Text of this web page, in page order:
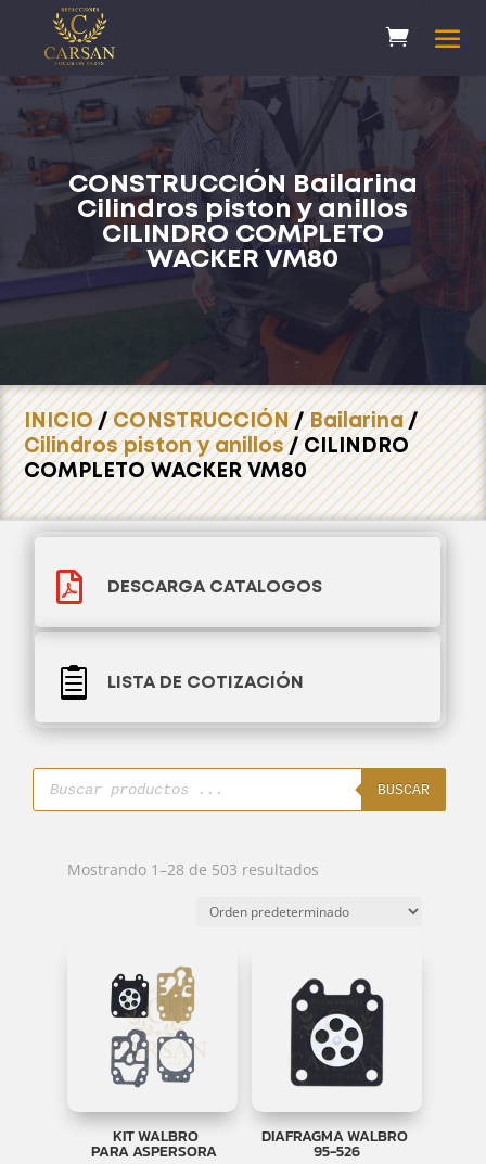
CONSTRUCCIÓN Bailarina
Cilindros piston y anillos
CILINDRO COMPLETO
WACKER VM80
INICIO/CONSTRUCCIÓN/Bailarina/
Cilindros piston y anillos/ CILINDRO
COMPLETO WACKER VM80
 DESCARGA CATALOGOS
 LISTA DE COTIZACIÓN
Búsqueda
productos
BUSCAR
Mostrando 1–28 de 503 resultados
KIT WALBRO
PARA ASPERSORA
DIAFRAGMA WALBRO
95-526